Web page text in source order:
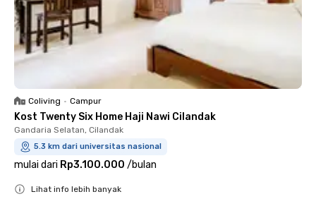
Coliving • Campur
Kost Twenty Six Home Haji Nawi Cilandak
Gandaria Selatan, Cilandak
5.3 km dari universitas nasional
mulai dari Rp3.100.000 /bulan
Lihat info lebih banyak